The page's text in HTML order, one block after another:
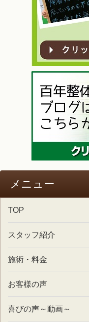
メニュー
TOP
スタッフ紹介
施術・料金
お客様の声
喜びの声～動画～